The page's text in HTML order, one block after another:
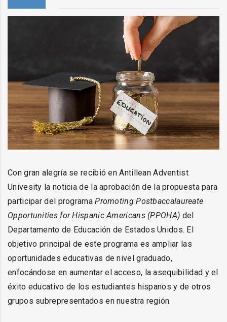
Con gran alegría se recibió en Antillean Adventist
Univesity la noticia de la aprobación de la propuesta para
participar del programaPromoting Postbaccalaureate
Opportunities for Hispanic Americans (PPOHA) del
Departamento de Educación de Estados Unidos. El
objetivo principal de este programa es ampliar las
oportunidades educativas de nivel graduado,
enfocándose en aumentar el acceso, la asequibilidad y el
éxito educativo de los estudiantes hispanos y de otros
grupos subrepresentados en nuestra región.